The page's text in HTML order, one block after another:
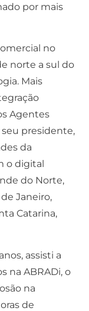
por mais
no
norte a sul do
Mais
Agentes
presidente,
da
o digital
do Norte,
Janeiro,
Catarina,
assisti a
na ABRADi, o
na
de